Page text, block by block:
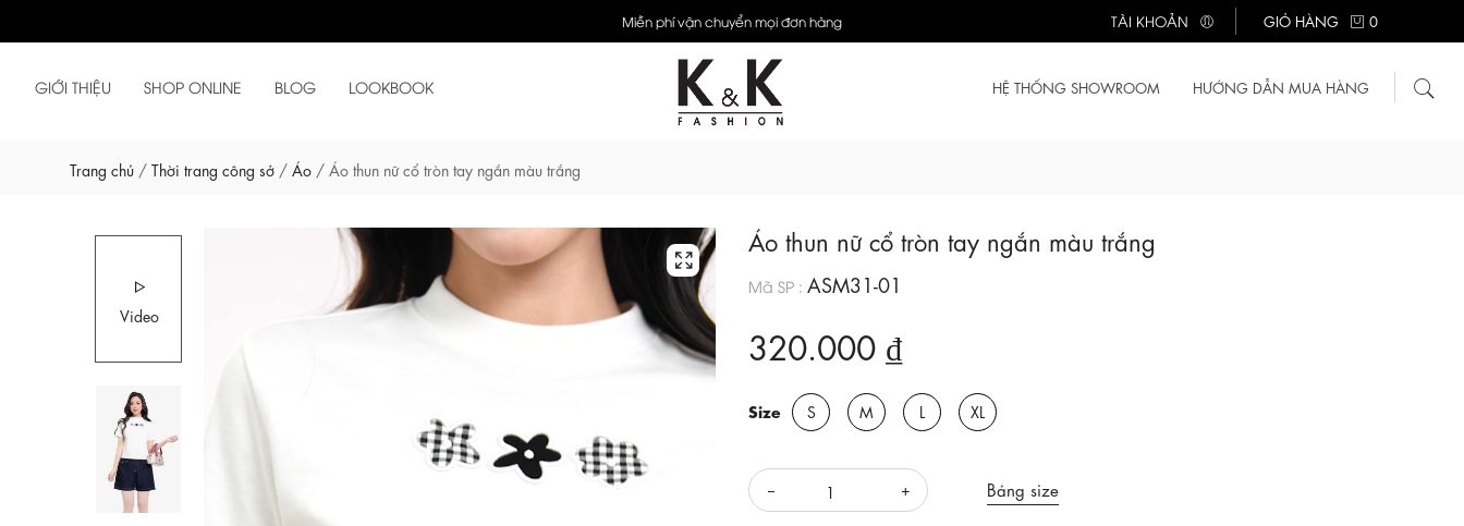
Miễn phí vận chuyển mọi đơn hàng TÀI KHOẢN GIỎ HÀNG 0
GIỚI THIỆU SHOP ONLINE BLOG LOOKBOOK HỆ THỐNG SHOWROOM HƯỚNG DẪN MUA HÀNG
Trang chủ / Thời trang công sở / Áo / Áo thun nữ cổ tròn tay ngắn màu trắng
Video
Áo thun nữ cổ tròn tay ngắn màu trắng
Mã SP : ASM31-01
320.000 ₫
Size S M L XL
Bảng size